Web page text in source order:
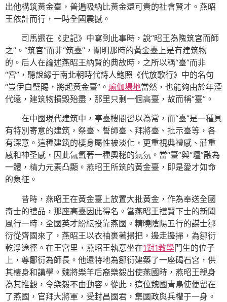
出他構筑黃金臺，普遍吸納比黃金還可貴的社會賢才。燕昭
王依計而行，一時全國震撼。
司馬遷在《史記》中寫到此事時，說“昭王為隗筑宮而師
之”。“筑宮”而非“筑臺”，闡明那時的黃金臺上是有建筑物
的。后人在論述燕昭王納賢的典故時，之所以稱“臺”而非
“宮”，聽說緣于南北朝時代詩人鮑照《代放歌行》中的名句
“豈伊白璧賜，將起黃金臺”。 瑜伽場地當然，也能夠由於年湮
代遠，建筑物損毀殆盡，那里只剩一個高臺，故而稱“臺”。
在中國現代建筑中，亭臺樓閣習以為常，而“臺”是一種具
有特別寄意的建筑，祭臺、誓師臺、拜將臺、批示臺等，各
有深意。這種建筑的棲身屬性被淡化，更重視典禮感、莊重
感和神圣感，因此氤氳著一種奧秘的氣氛。當“臺”與“壇”融為
一體，精力元素凸顯。燕昭王所筑的黃金臺，即是愛才如命
的象征。
昔時，燕昭王在黃金臺上放置大批黃金，作為奉送全國
奇士的禮品，那座高臺因此得名。當燕昭王禮賢下士的新聞
風行一時，全國英才紛紜投靠燕國。精曉陰陽五行的謀士鄒
衍從齊國來了，燕昭王以衣袖裹著掃把，邊走邊掃，為鄒衍
乾淨途徑。在王宮里，燕昭王執意坐在1對1教學門生的位子
上，尊鄒衍為師長。他還特地為鄒衍建築了一座碣石宮，供
其棲身和講學。魏將樂羊后裔樂毅出使燕國時，燕昭王親身
為其推轂，令樂毅不由動容。從此，這位魏國青鳥使便留在
了燕國，官拜大將軍，受封昌國君，集國政與兵權于一身。